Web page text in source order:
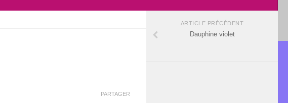
PARTAGER
ARTICLE PRÉCÉDENT
Dauphine violet